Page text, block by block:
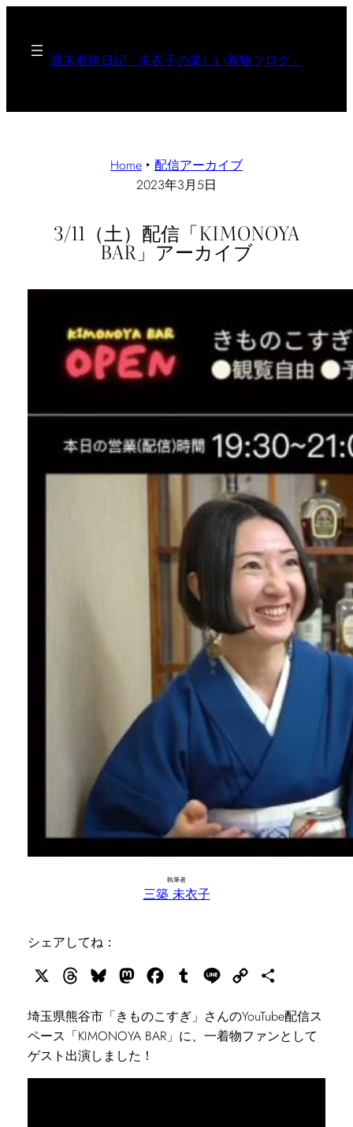
週末着物日記「未衣子の楽しい着物ブログ」
Home ‣ 配信アーカイブ
2023年3月5日
3/11（土）配信「KIMONOYA
BAR」アーカイブ
執筆者
三築 未衣子
シェアしてね：
ThreadsBlueskyMastodonFacebook
Tumblr Line
Copy
埼玉県熊谷市「きものこすぎ」さんのYouTube配信ス
ペース「KIMONOYA BAR」に、一着物ファンとして
ゲスト出演しました！